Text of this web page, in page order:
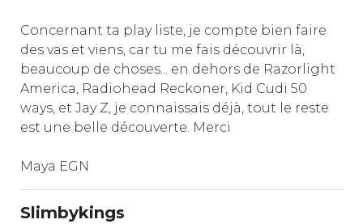
Concernant ta play liste, je compte bien faire
des vas et viens, car tu me fais découvrir là,
beaucoup de choses... en dehors de Razorlight
America, Radiohead Reckoner, Kid Cudi 50
ways, et Jay Z, je connaissais déjà, tout le reste
est une belle découverte. Merci
Maya EGN
Slimbykings